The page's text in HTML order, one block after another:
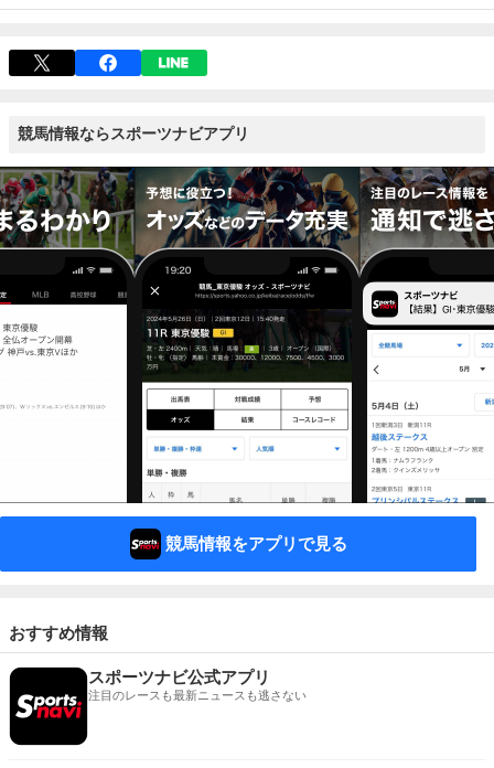
競馬情報ならスポーツナビアプリ
競馬情報をアプリで見る
おすすめ情報
スポーツナビ公式アプリ
注目のレースも最新ニュースも逃さない